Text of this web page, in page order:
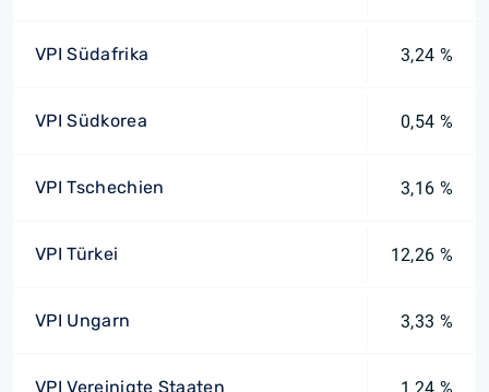
VPI Südafrika 3,24 %
VPI Südkorea 0,54 %
VPI Tschechien 3,16 %
VPI Türkei 12,26 %
VPI Ungarn 3,33 %
VPI Vereinigte Staaten 1,24 %